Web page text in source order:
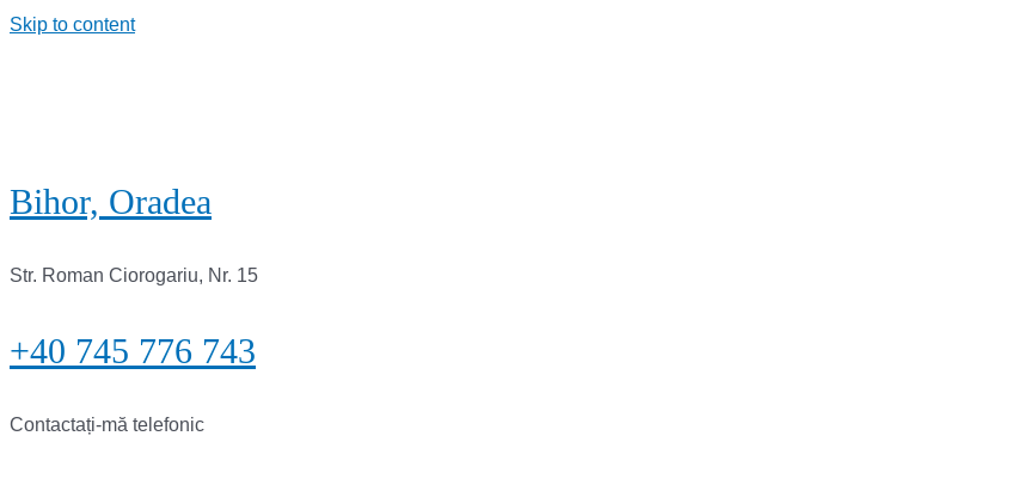
Skip to content
Bihor, Oradea
Str. Roman Ciorogariu, Nr. 15
+40 745 776 743
Contactați-mă telefonic